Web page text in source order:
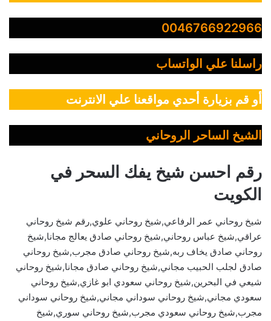
0046766922966
راسلنا علي الواتساب
أو قم بزيارة أحدي مواقعنا علي الانترنت
الشيخ الساحر الروحاني
رقم احسن شيخ يفك السحر في
الكويت
شيخ روحاني عمر الرفاعي,شيخ روحاني علوي,رقم شيخ روحاني
عراقي,شيخ عباس روحاني,شيخ روحاني صادق يعالج مجانا,شيخ
روحاني صادق يخاف ربه,شيخ روحاني صادق مجرب,شيخ روحاني
صادق لجلب الحبيب مجاني,شيخ روحاني صادق مجانا,شيخ روحاني
شيعي في البحرين,شيخ روحاني سعودي ابو غازي,شيخ روحاني
سعودي مجاني,شيخ روحاني سوداني مجاني,شيخ روحاني سوداني
مجرب,شيخ روحاني سعودي مجرب,شيخ روحاني سوري,شيخ